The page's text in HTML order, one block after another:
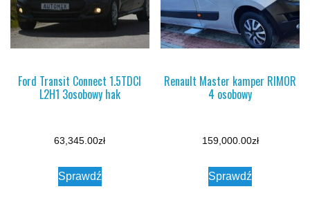
Ford Transit Connect 1.5TDCI
L2H1 3osobowy hak
63,345.00zł
Sprawdź
Renault Master kamper RIMOR
4 osobowy
159,000.00zł
Sprawdź